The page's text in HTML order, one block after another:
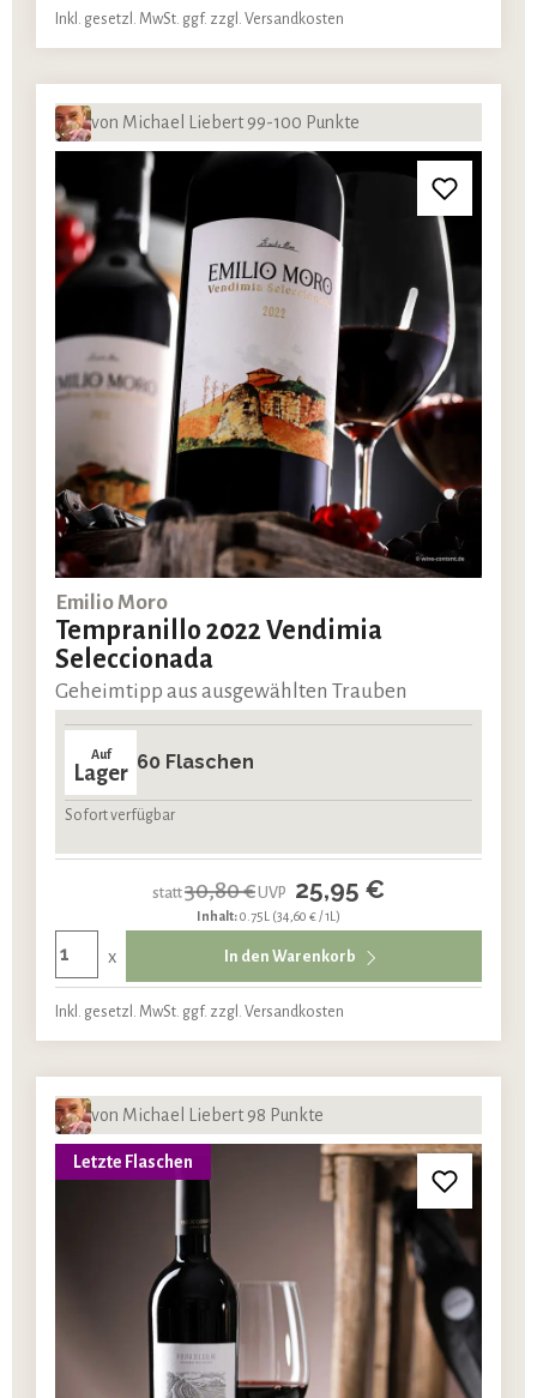
Inkl. gesetzl. MwSt. ggf. zzgl. Versandkosten
von Michael Liebert 99-100 Punkte
Emilio Moro
Tempranillo 2022 Vendimia
Seleccionada
Geheimtipp aus ausgewählten Trauben
Auf
Lager 60 Flaschen
Sofort verfügbar
statt30,80 €UVP 25,95 €
Inhalt:0.75L (34,60 € / 1L)
x In den Warenkorb
Inkl. gesetzl. MwSt. ggf. zzgl. Versandkosten
von Michael Liebert 98 Punkte
Letzte Flaschen